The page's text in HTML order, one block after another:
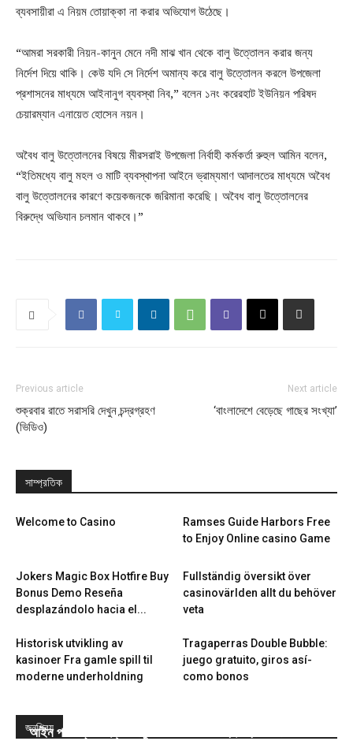
ব্যবসায়ীরা এ নিয়ম তোয়াক্কা না করার অভিযোগ উঠেছে।
“আমরা সরকারী নিয়ন-কানুন মেনে নদী মাঝ খান থেকে বালু উত্তোলন করার জন্য
নির্দেশ দিয়ে থাকি। কেউ যদি সে নির্দেশ অমান্য করে বালু উত্তোলন করলে উপজেলা
প্রশাসনের মাধ্যমে আইনানুগ ব্যবস্থা নিব,” বলেন ১নং করেরহাট ইউনিয়ন পরিষদ
চেয়ারম্যান এনায়েত হোসেন নয়ন।
অবৈধ বালু উত্তোলনের বিষয়ে মীরসরাই উপজেলা নির্বাহী কর্মকর্তা রুহুল আমিন বলেন,
“ইতিমধ্যে বালু মহল ও মাটি ব্যবস্থাপনা আইনে ভ্রাম্যমাণ আদালতের মাধ্যমে অবৈধ
বালু উত্তোলনের কারণে কয়েকজনকে জরিমানা করেছি। অবৈধ বালু উত্তোলনের
বিরুদ্ধে অভিযান চলমান থাকবে।”
Previous article
শুক্রবার রাতে সরাসরি দেখুন চন্দ্রগ্রহণ
(ভিডিও)
Next article
‘বাংলাদেশে বেড়েছে গাছের সংখ্যা’
সাম্প্রতিক
Welcome to Casino
Ramses Guide Harbors Free
to Enjoy Online casino Game
Jokers Magic Box Hotfire Buy
Bonus Demo Reseña
desplazándolo hacia el...
Fullständig översikt över
casinovärlden allt du behöver
veta
Historisk utvikling av
kasinoer Fra gamle spill til
moderne underholdning
Tragaperras Double Bubble:
juego gratuito, giros así­
como bonos
জনপ্রিয়
আইন পাস: প্রাণী হত্যা-নিষ্ঠুরতা করলে সর্বোচ্চ দুই বছরের জেল